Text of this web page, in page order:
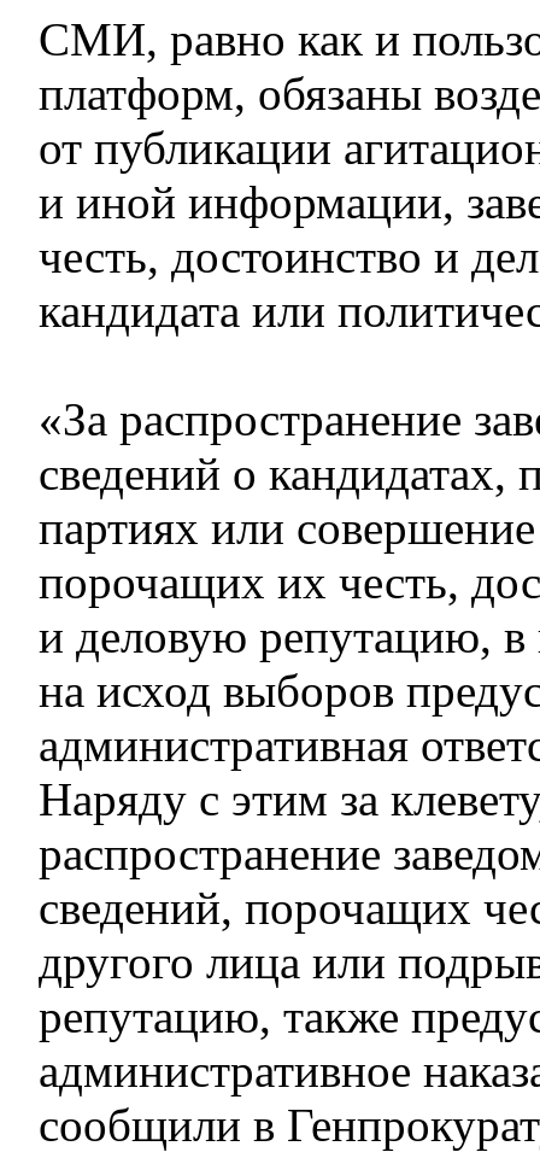
СМИ, равно как и
платформ, обязаны
от публикации
и иной информации,
честь, достоинство и
кандидата или
«За распространение
сведений о кандидатах,
партиях или
порочащих их честь,
и деловую репутацию, в
на исход выборов
административная
Наряду с этим за
распространение
сведений, порочащих
другого лица или
репутацию, также
административное
сообщили в